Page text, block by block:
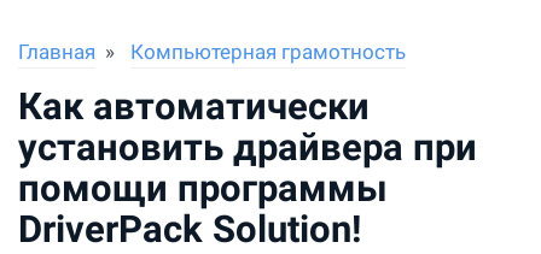
Главная Компьютерная грамотность
Как автоматически
установить драйвера при
помощи программы
DriverPack Solution!